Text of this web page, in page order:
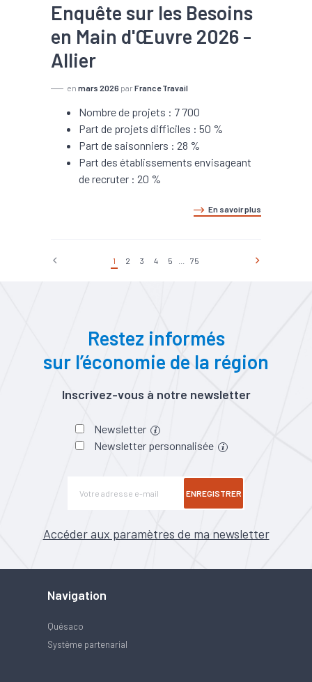
Enquête sur les Besoins
en Main d'Œuvre 2026 -
Allier
en mars 2026 par France Travail
Nombre de projets : 7 700
Part de projets difficiles : 50 %
Part de saisonniers : 28 %
Part des établissements envisageant
de recruter : 20 %
En savoir plus
1 2 3 4 5 75
Restez informés
sur l’économie de la région
Inscrivez-vous à notre newsletter
Newsletter
Newsletter personnalisée
ENREGISTRER
Accéder aux paramètres de ma newsletter
Navigation
Quésaco
Système partenarial